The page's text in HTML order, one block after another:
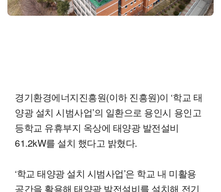
경기환경에너지진흥원(이하 진흥원)이 ‘학교 태
양광 설치 시범사업’의 일환으로 용인시 용인고
등학교 유휴부지 옥상에 태양광 발전설비
61.2kW를 설치 했다고 밝혔다.
‘학교 태양광 설치 시범사업’은 학교 내 미활용
공간을 활용해 태양광 발전설비를 설치해 전기